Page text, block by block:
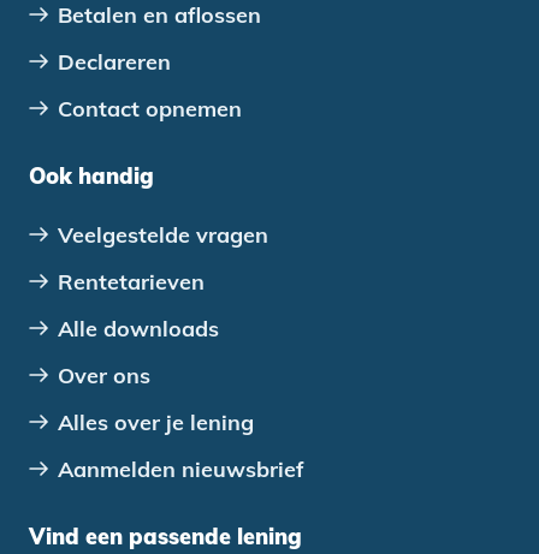
Betalen en aflossen
Declareren
Contact opnemen
Ook handig
Veelgestelde vragen
Rentetarieven
Alle downloads
Over ons
Alles over je lening
Aanmelden nieuwsbrief
Vind een passende lening